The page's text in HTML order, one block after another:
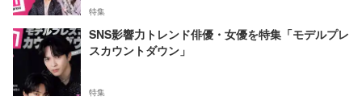
特集
SNS影響力トレンド俳優・女優を特集「モデルプレ
スカウントダウン」
特集